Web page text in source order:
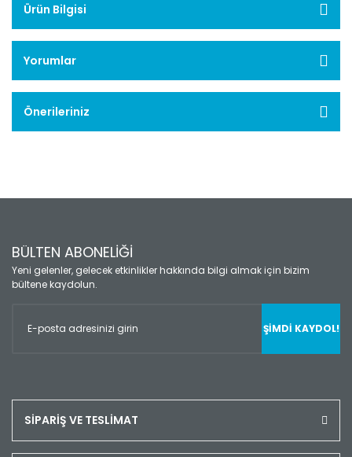
Ürün Bilgisi
Yorumlar
Önerileriniz
BÜLTEN ABONELİĞİ
Yeni gelenler, gelecek etkinlikler hakkında bilgi almak için bizim
bültene kaydolun.
ŞİMDİ KAYDOL!
SİPARİŞ VE TESLİMAT